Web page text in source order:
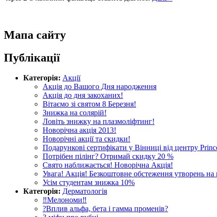
Мапа сайту
Публікації
Категорія: Акції
Акція до Вашого Дня народження
Акція до дня закоханих!
Вітаємо зі святом 8 Березня!
Знижка на солярій!
Ловіть знижку на плазмоліфтинг!
Новорічна акція 2013!
Новорічні акції та скидки!
Подарункові сертифікати у Вінниці від центру
Потрібен пілінг? Отримай скидку 20 %
Свято наближається! Новорічна Акція!
Увага! Акція! Безкоштовне обстеження утворень на
Усім студентам знижка 10%
Категорія: Дерматологія
‼️Мелономи‼️
?Вплив альфа, бета і гамма променів?